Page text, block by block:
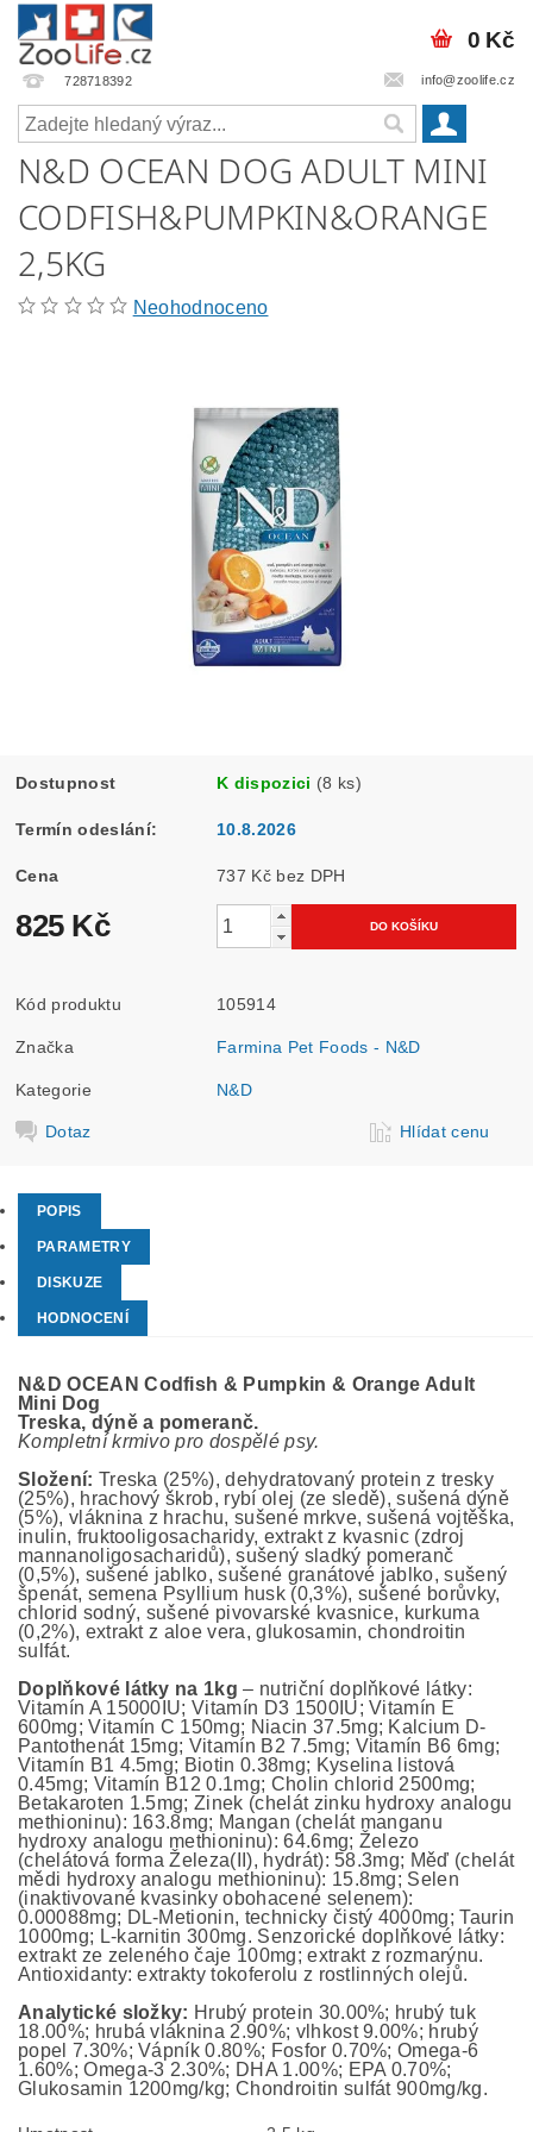
728718392 info@zoolife.cz
0 Kč
N&D OCEAN DOG ADULT MINI
CODFISH&PUMPKIN&ORANGE
2,5KG
Neohodnoceno
Dostupnost K dispozici (8 ks)
Termín odeslání: 10.8.2026
Cena 737 Kč bez DPH
825 Kč
Kód produktu 105914
Značka Farmina Pet Foods - N&D
Kategorie N&D
Dotaz Hlídat cenu
POPIS
PARAMETRY
DISKUZE
HODNOCENÍ
N&D OCEAN Codfish & Pumpkin & Orange Adult
Mini Dog
Treska, dýně a pomeranč.
Kompletní krmivo pro dospělé psy.
Složení: Treska (25%), dehydratovaný protein z tresky
(25%), hrachový škrob, rybí olej (ze sledě), sušená dýně
(5%), vláknina z hrachu, sušené mrkve, sušená vojtěška,
inulin, fruktooligosacharidy, extrakt z kvasnic (zdroj
mannanoligosacharidů), sušený sladký pomeranč
(0,5%), sušené jablko, sušené granátové jablko, sušený
špenát, semena Psyllium husk (0,3%), sušené borůvky,
chlorid sodný, sušené pivovarské kvasnice, kurkuma
(0,2%), extrakt z aloe vera, glukosamin, chondroitin
sulfát.
Doplňkové látky na 1kg– nutriční doplňkové látky:
Vitamín A 15000IU; Vitamín D3 1500IU; Vitamín E
600mg; Vitamín C 150mg; Niacin 37.5mg; Kalcium D-
Pantothenát 15mg; Vitamín B2 7.5mg; Vitamín B6 6mg;
Vitamín B1 4.5mg; Biotin 0.38mg; Kyselina listová
0.45mg; Vitamín B12 0.1mg; Cholin chlorid 2500mg;
Betakaroten 1.5mg; Zinek (chelát zinku hydroxy analogu
methioninu): 163.8mg; Mangan (chelát manganu
hydroxy analogu methioninu): 64.6mg; Železo
(chelátová forma Železa(II), hydrát): 58.3mg; Měď (chelát
mědi hydroxy analogu methioninu): 15.8mg; Selen
(inaktivované kvasinky obohacené selenem):
0.00088mg; DL-Metionin, technicky čistý 4000mg; Taurin
1000mg; L-karnitin 300mg. Senzorické doplňkové látky:
extrakt ze zeleného čaje 100mg; extrakt z rozmarýnu.
Antioxidanty: extrakty tokoferolu z rostlinných olejů.
Analytické složky: Hrubý protein 30.00%; hrubý tuk
18.00%; hrubá vláknina 2.90%; vlhkost 9.00%; hrubý
popel 7.30%; Vápník 0.80%; Fosfor 0.70%; Omega-6
1.60%; Omega-3 2.30%; DHA 1.00%; EPA 0.70%;
Glukosamin 1200mg/kg; Chondroitin sulfát 900mg/kg.